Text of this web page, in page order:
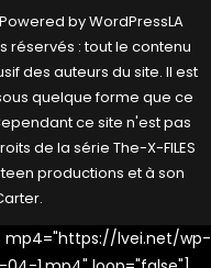
byWordPressLA
réservés : tout le contenu
des auteurs du site. Il est
quelque forme que ce
ce site n'est pas
de la série The-X-FILES
productions et à son
lvei.net/wp-